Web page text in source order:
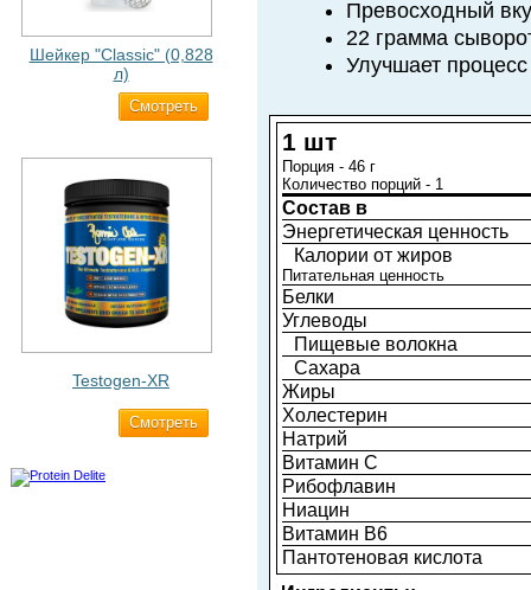
Шейкер "Classic" (0,828
л)
Cмотреть
Testogen-XR
Cмотреть
Превосходный
22 грамма
Улучшает
1 шт
Порция - 46 г
Количество порций - 1
Состав в
Энергетическая ценность
Калории от жиров
Питательная ценность
Белки
Углеводы
Пищевые волокна
Сахара
Жиры
Холестерин
Натрий
Витамин С
Рибофлавин
Ниацин
Витамин B6
Пантотеновая кислота